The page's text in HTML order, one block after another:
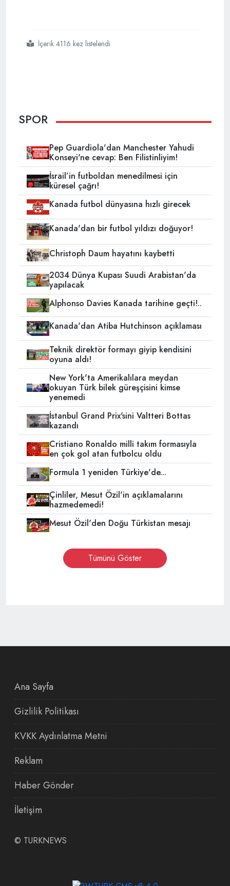
#fıfa
#kadınlar
#dünya
#kupasında
#günİçerik 4116 kez listelendi
SPOR
Pep Guardiola'dan Manchester Yahudi
Konseyi'ne cevap: Ben Filistinliyim!
İsrail’in futboldan menedilmesi için
küresel çağrı!
Kanada futbol dünyasına hızlı girecek
Kanada'dan bir futbol yıldızı doğuyor!
Christoph Daum hayatını kaybetti
2034 Dünya Kupası Suudi Arabistan'da
yapılacak
Alphonso Davies Kanada tarihine geçti!..
Kanada'dan Atiba Hutchinson açıklaması
Teknik direktör formayı giyip kendisini
oyuna aldı!
New York'ta Amerikalılara meydan
okuyan Türk bilek güreşçisini kimse
yenemedi
İstanbul Grand Prix'sini Valtteri Bottas
kazandı
Cristiano Ronaldo milli takım formasıyla
en çok gol atan futbolcu oldu
Formula 1 yeniden Türkiye'de...
Çinliler, Mesut Özil'in açıklamalarını
hazmedemedi!
Mesut Özil'den Doğu Türkistan mesajı
Tümünü Göster
Ana Sayfa
Gizlilik Politikası
KVKK Aydınlatma Metni
Reklam
Haber Gönder
İletişim
© TURKNEWS